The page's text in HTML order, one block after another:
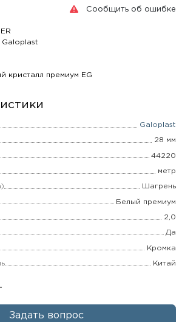
Сообщить об ошибке
Galoplast
кристалл премиум EG
Galoplast
28 мм
44220
метр
Шагрень
Белый премиум
2,0
Да
Кромка
Китай
Задать вопрос